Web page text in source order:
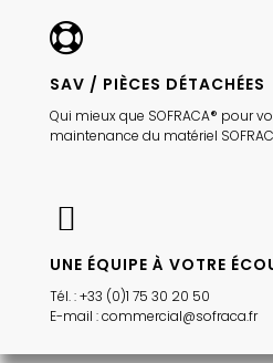
SAV / PIÈCES DÉTACHÉES
Qui mieux que SOFRACA® pour
maintenance du matériel
UNE ÉQUIPE À VOTRE
Tél. : +33 (0)1 75 30 20 50
E-mail : commercial@sofraca.fr